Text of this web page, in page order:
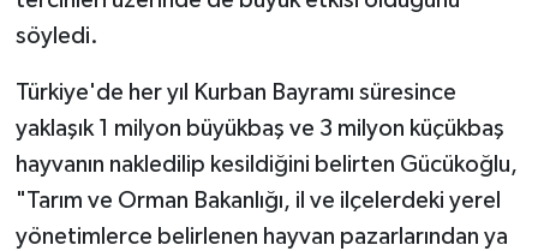
söyledi.
Türkiye'de her yıl Kurban Bayramı süresince
yaklaşık 1 milyon büyükbaş ve 3 milyon küçükbaş
hayvanın nakledilip kesildiğini belirten Gücükoğlu,
"Tarım ve Orman Bakanlığı, il ve ilçelerdeki yerel
yönetimlerce belirlenen hayvan pazarlarından ya
Bolu Müftülüğü
Burdur Müftülüğü
Bursa Müftülüğü
Makaleler
Ekonomi
Duyurular